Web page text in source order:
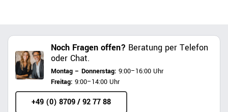
Noch Fragen offen? Beratung per Telefon
oder Chat.
Montag – Donnerstag: 9:00–16:00 Uhr
Freitag: 9:00–14:00 Uhr
+49 (0) 8709 / 92 77 88